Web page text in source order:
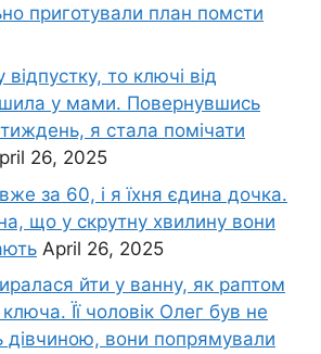
приготували план помсти
відпустку, то ключі від
у мами. Повернувшись
я стала помічати
26, 2025
за 60, і я їхня єдина дочка.
що у скрутну хвилину вони
April 26, 2025
йти у ванну, як раптом
Її чоловік Олег був не
дівчиною, вони попрямували